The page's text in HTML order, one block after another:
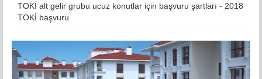
TOKİ alt gelir grubu ucuz konutlar için başvuru şartları - 2018
TOKİ başvuru